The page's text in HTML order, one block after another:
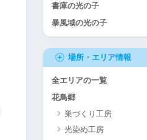
書庫の光の子
暴風域の光の子
場所・エリア情報
全エリアの一覧
花鳥郷
巣づくり工房
光染め工房